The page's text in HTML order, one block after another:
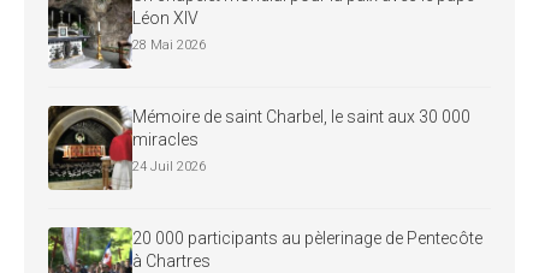
Léon XIV
28 Mai 2026
Mémoire de saint Charbel, le saint aux 30 000
miracles
24 Juil 2026
20 000 participants au pèlerinage de Pentecôte
à Chartres